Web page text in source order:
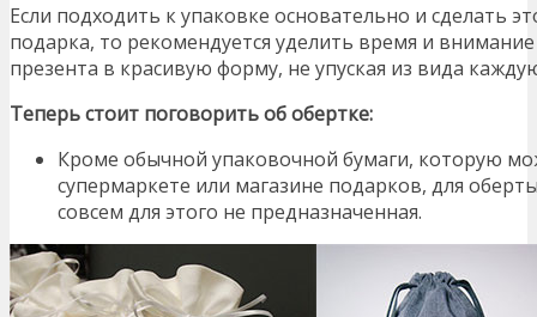
Если подходить к упаковке основательно и сделать
подарка, то рекомендуется уделить время и
презента в красивую форму, не упуская из вида
Теперь стоит поговорить об обертке:
Кроме обычной упаковочной бумаги, которую
супермаркете или магазине подарков, для
совсем для этого не предназначенная.